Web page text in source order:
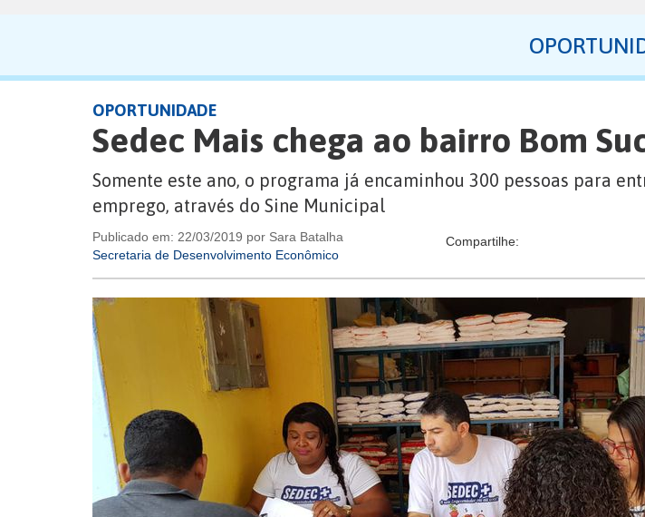
OPORTUNIDADE
Sedec Mais chega ao bairro Bom
Somente este ano, o programa já encaminhou 300 pessoas para
emprego, através do Sine Municipal
Publicado em: 22/03/2019 por Sara Batalha
Secretaria de Desenvolvimento Econômico
Compartilhe: